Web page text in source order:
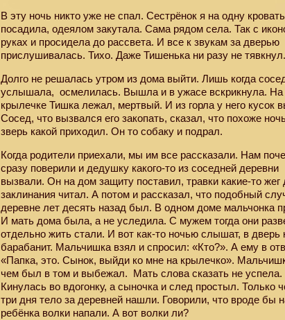
В эту ночь никто уже не спал. Сестрёнок я на одну кровать
посадила, одеялом закутала. Сама рядом села. Так с
руках и просидела до рассвета. И все к звукам за дверью
прислушивалась. Тихо. Даже Тишенька ни разу не тявкнул.
Долго не решалась утром из дома выйти. Лишь когда
услышала, осмелилась. Вышла и в ужасе вскрикнула. На
крылечке Тишка лежал, мертвый. И из горла у него кусок
Сосед, что вызвался его закопать, сказал, что похоже
зверь какой приходил. Он то собаку и подрал.
Когда родители приехали, мы им все рассказали. Нам
сразу поверили и дедушку какого-то из соседней деревни
вызвали. Он на дом защиту поставил, травки какие-то жег
заклинания читал. А потом и рассказал, что подобный
деревне лет десять назад был. В одном доме мальчонка
И мать дома была, а не уследила. С мужем тогда они
отдельно жить стали. И вот как-то ночью слышат, в дверь
барабанит. Мальчишка взял и спросил: «Кто?». А ему в
«Папка, это. Сынок, выйди ко мне на крылечко».
чем был в том и выбежал. Мать слова сказать не успела.
Кинулась во вдогонку, а сыночка и след простыл. Только
три дня тело за деревней нашли. Говорили, что вроде бы
ребёнка волки напали. А вот волки ли?